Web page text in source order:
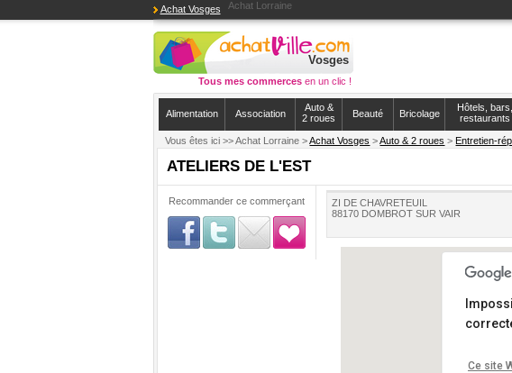
Achat Lorraine
Achat Vosges
Vosges
Tous mes commercesen un clic !
Alimentation Association
Auto &
2 roues
Beauté Bricolage
Hôtels, bars,
restaurants
Vous êtes ici >>Achat Lorraine >Achat Vosges >Auto & 2 roues > Entretien-
ATELIERS DE L'EST
ZI DE CHAVRETEUIL
88170 DOMBROT SUR VAIR
Ce site
Recommander ce commerçant